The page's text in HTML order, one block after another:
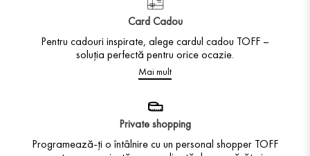
Card Cadou
Pentru cadouri inspirate, alege cardul cadou TOFF –
soluția perfectă pentru orice ocazie.
Mai mult
Private shopping
Programează-ți o întâlnire cu un personal shopper TOFF